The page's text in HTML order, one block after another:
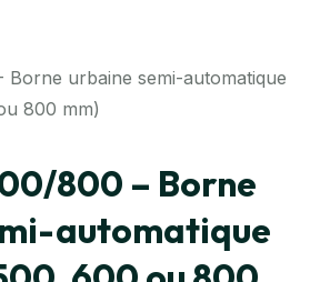
800 – Borne
automatique